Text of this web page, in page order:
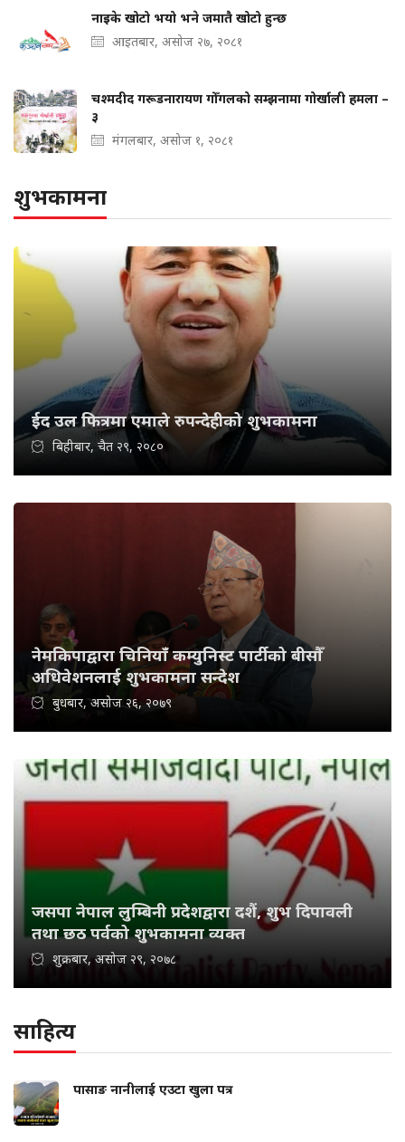
नाइके खोटो भयो भने जमातै खोटो हुन्छ
आइतबार, असोज २७, २०८१
चश्मदीद गरूडनारायण गोँगलको सम्झनामा गोर्खाली हमला –
३
मंगलबार, असोज १, २०८१
शुभकामना
ईद उल फित्रमा एमाले रुपन्देहीको शुभकामना
बिहीबार, चैत २९, २०८०
नेमकिपाद्वारा चिनियाँ कम्युनिस्ट पार्टीको बीसौँ
अधिवेशनलाई शुभकामना सन्देश
बुधबार, असोज २६, २०७९
जसपा नेपाल लुम्बिनी प्रदेशद्वारा दशैं, शुभ दिपावली
तथा छठ पर्वको शुभकामना व्यक्त
शुक्रबार, असोज २९, २०७८
साहित्य
पासाङ नानीलाई एउटा खुला पत्र